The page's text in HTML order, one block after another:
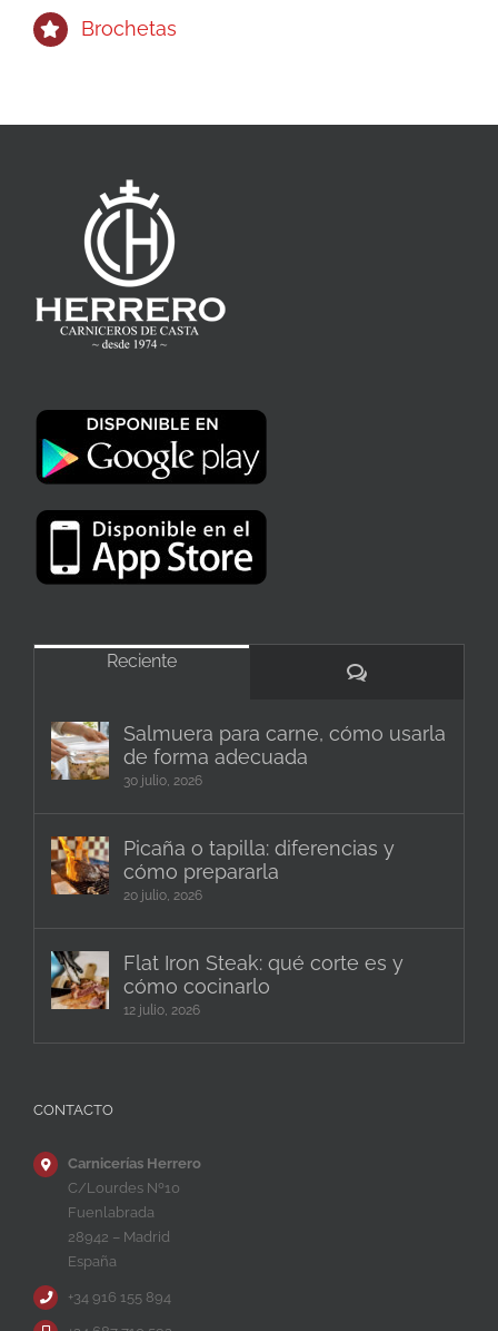
Brochetas
Reciente
Comentarios
Salmuera para carne, cómo usarla
de forma adecuada
30 julio, 2026
Picaña o tapilla: diferencias y
cómo prepararla
20 julio, 2026
Flat Iron Steak: qué corte es y
cómo cocinarlo
12 julio, 2026
CONTACTO
Carnicerías Herrero
C/Lourdes Nº10
Fuenlabrada
28942 – Madrid
España
+34 916 155 894